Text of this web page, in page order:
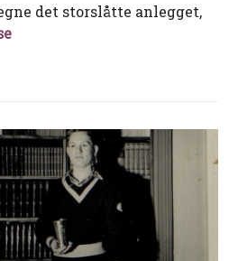
det storslåtte anlegget,
Hotel Caledonien – da